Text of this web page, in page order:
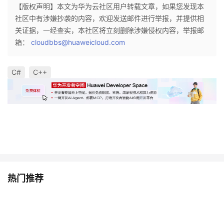
【版权声明】本文为华为云社区用户转载文章，如果您发现本
社区中有涉嫌抄袭的内容，欢迎发送邮件进行举报，并提供相
关证据，一经查实，本社区将立刻删除涉嫌侵权内容，举报邮
箱： cloudbbs@huaweicloud.com
C# C++
热门推荐